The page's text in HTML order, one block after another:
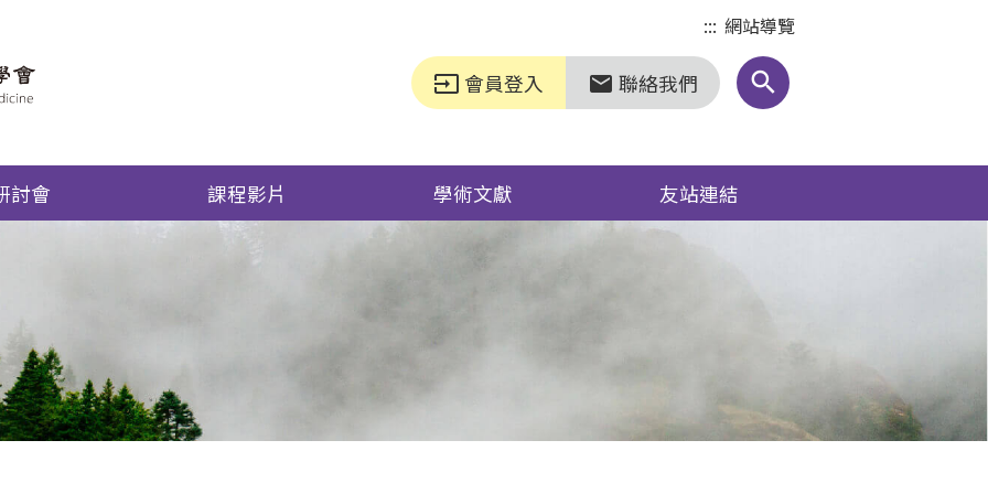
::: 網站導覽
input 會員登入 markunread 聯絡我們 search
討會 課程影片 學術文獻 友站連結